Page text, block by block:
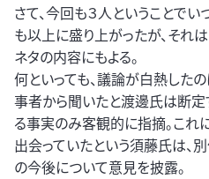
さて、今回も３人ということでい
も以上に盛り上がったが、それは
ネタの内容にもよる。
何といっても、議論が白熱した
事者から聞いたと渡邊氏は断定
る事実のみ客観的に指摘。これ
出会っていたという須藤氏は、
の今後について意見を披露。